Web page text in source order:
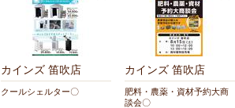
カインズ 笛吹店
クールシェルター〇
カインズ 笛吹店
肥料・農薬・資材予約大商
談会〇